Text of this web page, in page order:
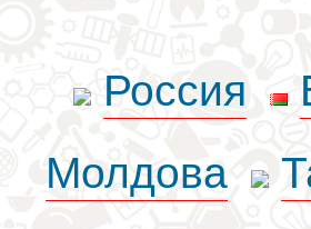
Россия
Молдова